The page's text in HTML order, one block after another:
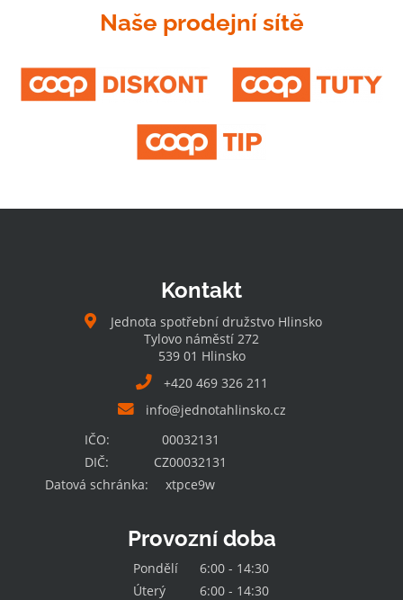
Naše prodejní sítě
Kontakt
Jednota spotřební družstvo Hlinsko
Tylovo náměstí 272
539 01 Hlinsko
+420 469 326 211
info@jednotahlinsko.cz
IČO:
00032131
DIČ:
CZ00032131
Datová schránka:
xtpce9w
Provozní doba
Pondělí
6:00 - 14:30
Úterý
6:00 - 14:30